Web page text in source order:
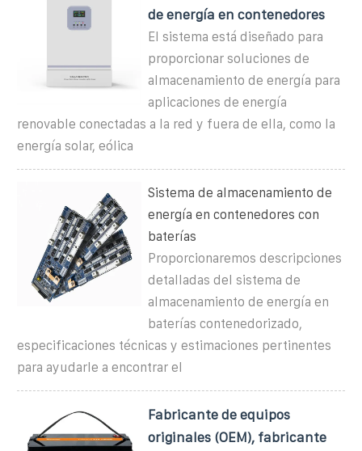
de energía en contenedores
El sistema está diseñado para
proporcionar soluciones de
almacenamiento de energía para
aplicaciones de energía
renovable conectadas a la red y fuera de ella, como la
energía solar, eólica
Sistema de almacenamiento de
energía en contenedores con
baterías
Proporcionaremos descripciones
detalladas del sistema de
almacenamiento de energía en
baterías contenedorizado,
especificaciones técnicas y estimaciones pertinentes
para ayudarle a encontrar el
Fabricante de equipos
originales (OEM), fabricante